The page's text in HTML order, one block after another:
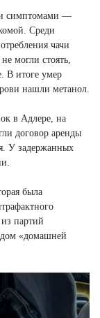
симптомами —
Среди
чачи
могли стоять,
В итоге умер
нашли метанол.
в Адлере, на
договор аренды
У задержанных
была
партий
«домашней